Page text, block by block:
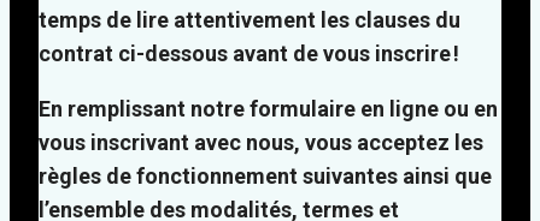
temps de lire attentivement les clauses du
contrat ci-dessous avant de vous inscrire !
En remplissant notre formulaire en ligne ou en
vous inscrivant avec nous, vous acceptez les
règles de fonctionnement suivantes ainsi que
l’ensemble des modalités, termes et